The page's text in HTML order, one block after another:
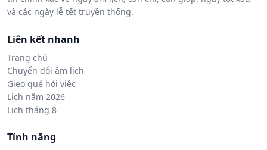
và các ngày lễ tết truyền thống.
Liên kết nhanh
Trang chủ
Chuyển đổi âm lịch
Gieo quẻ hỏi việc
Lịch năm 2026
Lịch tháng 8
Tính năng